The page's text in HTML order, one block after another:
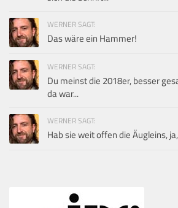
WERNER SAGT:
Das wäre ein Hammer!
WERNER SAGT:
Du meinst die 2018er, besser
da war...
WERNER SAGT:
Hab sie weit offen die Äugleins,